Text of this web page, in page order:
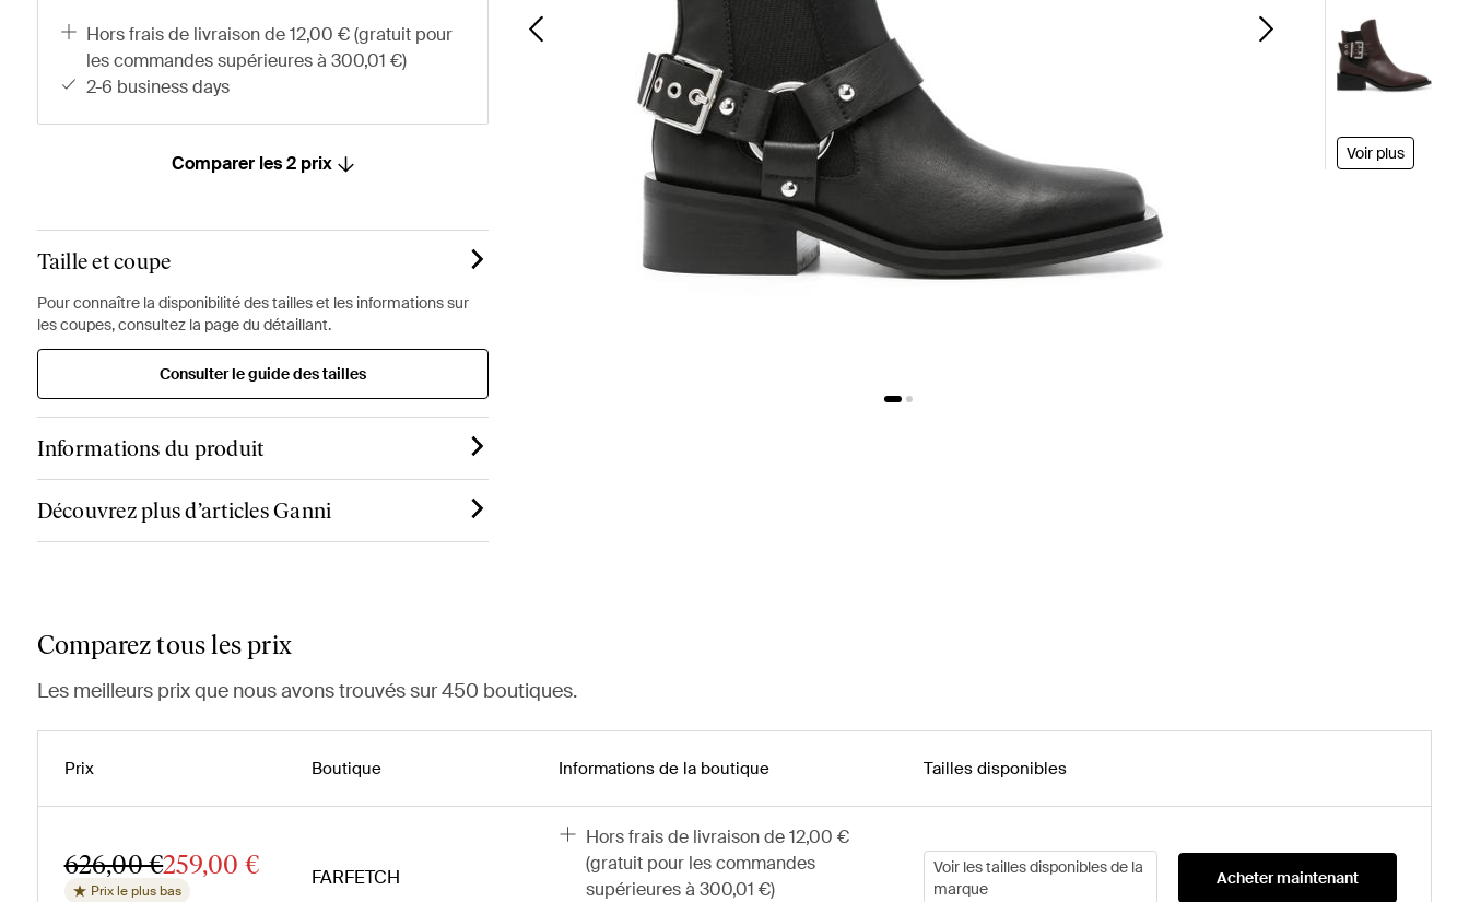
hors frais de livraison de 12,00 € (gratuit pour
les commandes supérieures à 300,01 €)
2-6 business days
Comparer les 2 prix
Taille et coupe
Pour connaître la disponibilité des tailles et les informations sur
les coupes, consultez la page du détaillant.
Consulter le guide des tailles
Informations du produit
Découvrez plus d’articles Ganni
Voir plus
Comparez tous les prix
Les meilleurs prix que nous avons trouvés sur 450 boutiques.
Prix Boutique Informations de la boutique Tailles disponibles
626,00 €259,00 €
Prix le plus bas
FARFETCH
hors frais de livraison de 12,00 €
(gratuit pour les commandes
supérieures à 300,01 €)
Voir les tailles disponibles de la
marque
Acheter maintenant